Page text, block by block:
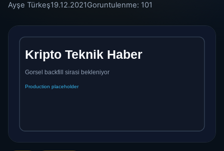
Ayşe Türkeş19.12.2021Goruntulenme: 101